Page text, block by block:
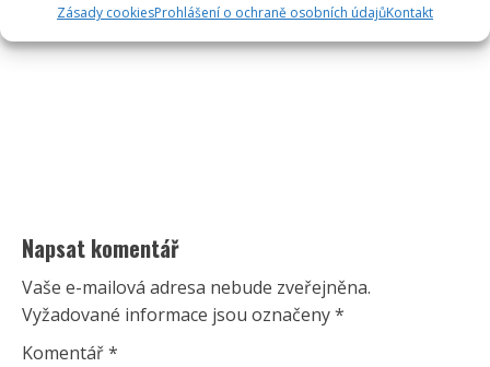
Zásady cookiesProhlášení o ochraně osobních údajůKontakt
Napsat komentář
Vaše e-mailová adresa nebude zveřejněna.
Vyžadované informace jsou označeny*
Komentář*